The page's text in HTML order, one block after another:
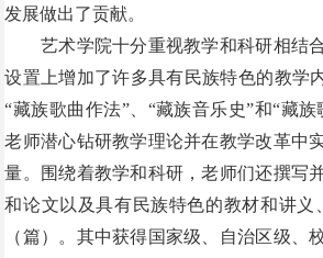
发展做出了贡献。
艺术学院十分重视教学和科研相结
设置上增加了许多具有民族特色的教学
“藏族歌曲作法”、“藏族音乐史”和“藏
老师潜心钻研教学理论并在教学改革中
量。围绕着教学和科研，老师们还撰写
和论文以及具有民族特色的教材和讲义
（篇）。其中获得国家级、自治区级、